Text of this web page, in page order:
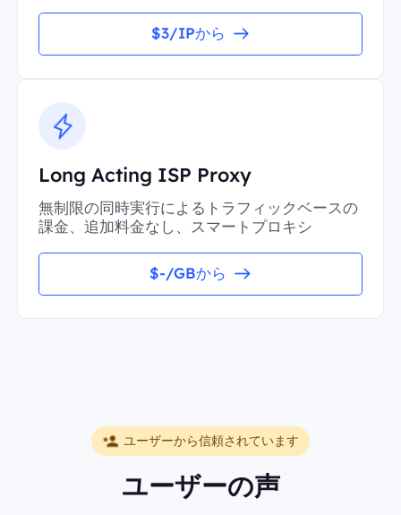
$3/IPから
Long Acting ISP Proxy
無制限の同時実行によるトラフィックベースの
課金、追加料金なし、スマートプロキシ
$-/GBから
ユーザーから信頼されています
ユーザーの声